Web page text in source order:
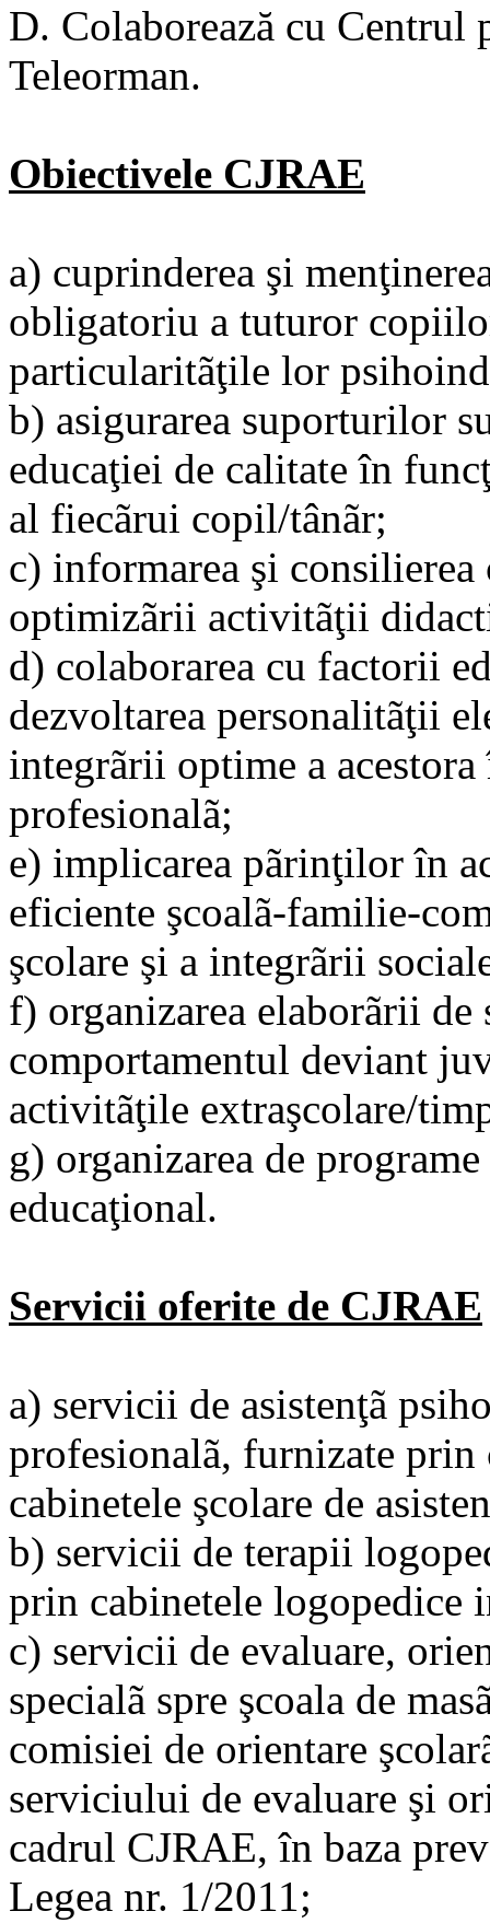
D. Colaborează cu
Teleorman.
Obiectivele CJRAE
a) cuprinderea şi
obligatoriu a tuturor
particularitãţile lor
b) asigurarea suporturilor
educaţiei de calitate în
al fiecãrui copil/tânãr;
c) informarea şi
optimizãrii activitãţii
d) colaborarea cu factorii
dezvoltarea personalitãţii
integrãrii optime a
profesionalã;
e) implicarea pãrinţilor în
eficiente şcoalã-familie-
şcolare şi a integrãrii
f) organizarea elaborãrii
comportamentul deviant
activitãţile extraşcolare/
g) organizarea de
educaţional.
Servicii oferite de CJRAE
a) servicii de asistenţã
profesionalã, furnizate prin
cabinetele şcolare de
b) servicii de terapii
prin cabinetele logopedice
c) servicii de evaluare,
specialã spre şcoala de
comisiei de orientare
serviciului de evaluare şi
cadrul CJRAE, în baza
Legea nr. 1/2011;